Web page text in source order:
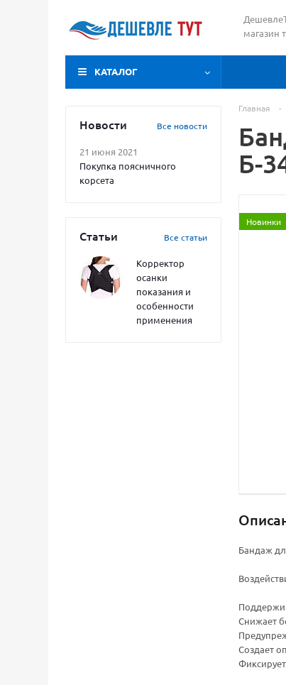
магазин
КАТАЛОГ
Новости Все новости
21 июня 2021
Покупка поясничного
корсета
Статьи Все статьи
Корректор
осанки
показания и
особенности
применения
Главная -
Б-
Новинки
Бандаж
Снижает
Создает